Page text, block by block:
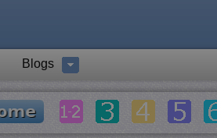
Blogs